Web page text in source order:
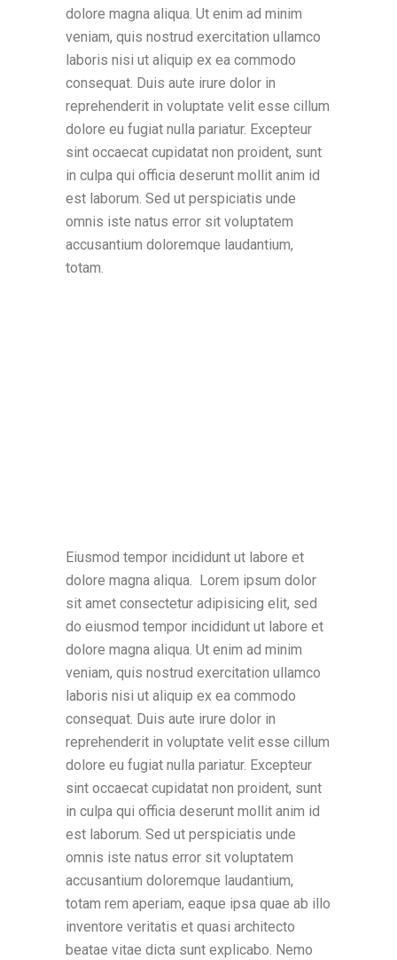
dolore magna aliqua. Ut enim ad minim
veniam, quis nostrud exercitation ullamco
laboris nisi ut aliquip ex ea commodo
consequat. Duis aute irure dolor in
reprehenderit in voluptate velit esse cillum
dolore eu fugiat nulla pariatur. Excepteur
sint occaecat cupidatat non proident, sunt
in culpa qui officia deserunt mollit anim id
est laborum. Sed ut perspiciatis unde
omnis iste natus error sit voluptatem
accusantium doloremque laudantium,
totam.
Eiusmod tempor incididunt ut labore et
dolore magna aliqua. Lorem ipsum dolor
sit amet consectetur adipisicing elit, sed
do eiusmod tempor incididunt ut labore et
dolore magna aliqua. Ut enim ad minim
veniam, quis nostrud exercitation ullamco
laboris nisi ut aliquip ex ea commodo
consequat. Duis aute irure dolor in
reprehenderit in voluptate velit esse cillum
dolore eu fugiat nulla pariatur. Excepteur
sint occaecat cupidatat non proident, sunt
in culpa qui officia deserunt mollit anim id
est laborum. Sed ut perspiciatis unde
omnis iste natus error sit voluptatem
accusantium doloremque laudantium,
totam rem aperiam, eaque ipsa quae ab illo
inventore veritatis et quasi architecto
beatae vitae dicta sunt explicabo. Nemo